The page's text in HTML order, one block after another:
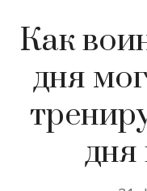
Как
дня
дня